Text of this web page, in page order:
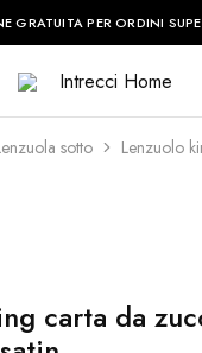
GRATUITA PER ORDINI
sotto Lenzuolo
carta da